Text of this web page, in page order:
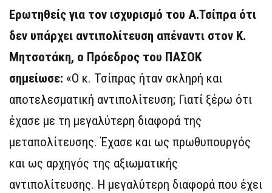
Ερωτηθείς για τον ισχυρισμό του Α.Τσίπρα ότι
δεν υπάρχει αντιπολίτευση απέναντι στον Κ.
Μητσοτάκη, ο Πρόεδρος του ΠΑΣΟΚ
σημείωσε: «Ο κ. Τσίπρας ήταν σκληρή και
αποτελεσματική αντιπολίτευση; Γιατί ξέρω ότι
έχασε με τη μεγαλύτερη διαφορά της
μεταπολίτευσης. Έχασε και ως πρωθυπουργός
και ως αρχηγός της αξιωματικής
αντιπολίτευσης. Η μεγαλύτερη διαφορά που έχει